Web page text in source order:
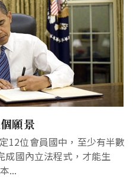
願景
12位會員國中，至少有半數
成國內立法程式，才能生
...